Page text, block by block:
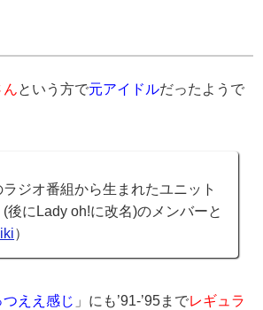
んという方で元アイドルだったようで
ジオ番組から生まれたユニット
(後にLady oh!に改名)のメンバーと
）
つええ感じ 」にも’91-’95までレギュラ